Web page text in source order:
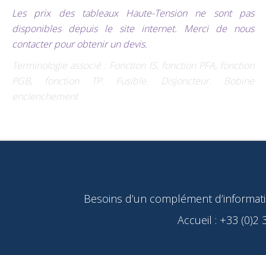
Les prix des tableaux Haute-Tension ne sont pas
disponibles depuis le site internet. Merci de nous
contacter pour obtenir un devis.
Terminologie associé : Fonction IS, fonction PFA, fonction
PGB, fonction TP. Fusible. Disjoncteur. Bobine
enclenchement
Besoins d’un complément
Accueil : +33